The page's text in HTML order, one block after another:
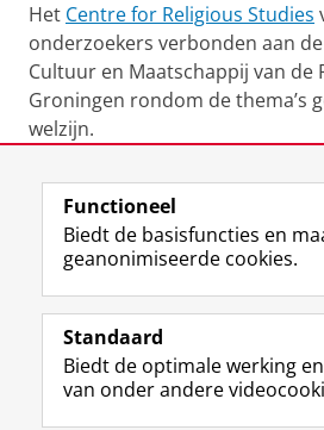
Het Centre for Religious Studies
onderzoekers verbonden aan
Cultuur en Maatschappij van de
Groningen rondom de thema’s
welzijn.
geschreven door Jochen Mierau.
Leeshiereen nieuwsbericht van
'Groningse onderzoekers zetten
gezondheidsonderzoek in
Laatst gewijzigd:
View this page in:English
Functioneel
Biedt de basisfuncties en
geanonimiseerde cookies.
Standaard
Biedt de optimale werking
van onder andere